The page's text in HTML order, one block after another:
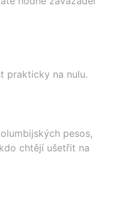
prakticky na nulu.
pesos,
chtějí ušetřit na